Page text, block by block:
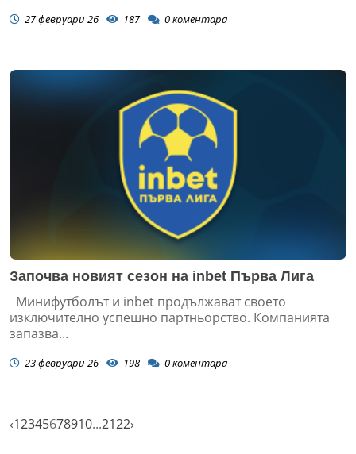
27 февруари 26 187 0коментара
Започва новият сезон на inbet Първа Лига
Минифутболът и inbet продължават своето
изключително успешно партньорство. Компанията
запазва...
23 февруари 26 198 0коментара
‹12345678910...2122›